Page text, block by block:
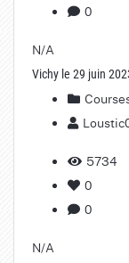
0
N/A
Vichy le 29 juin
5734
0
0
N/A